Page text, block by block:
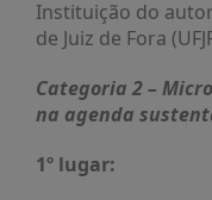
CURSOS
E
INSCRIÇÕES
DISPONÍVEIS
Instituição do
de Juiz de Fora
Categoria 2 –
na agenda
1º lugar: